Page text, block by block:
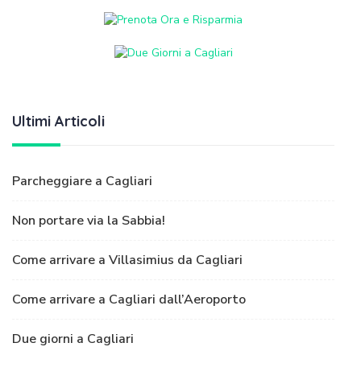
Ultimi Articoli
Parcheggiare a Cagliari
Non portare via la Sabbia!
Come arrivare a Villasimius da Cagliari
Come arrivare a Cagliari dall’Aeroporto
Due giorni a Cagliari